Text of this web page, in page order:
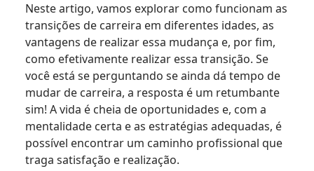
Neste artigo, vamos explorar como funcionam as
transições de carreira em diferentes idades, as
vantagens de realizar essa mudança e, por fim,
como efetivamente realizar essa transição. Se
você está se perguntando se ainda dá tempo de
mudar de carreira, a resposta é um retumbante
sim! A vida é cheia de oportunidades e, com a
mentalidade certa e as estratégias adequadas, é
possível encontrar um caminho profissional que
traga satisfação e realização.